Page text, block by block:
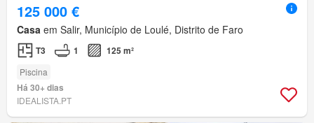
125 000 €
Casa em Salir, Município de Loulé, Distrito de Faro
T3 1 125 m²
Piscina
Há 30+ dias
IDEALISTA.PT